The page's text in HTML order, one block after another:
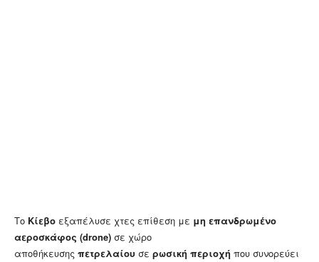
Το Κίεβο εξαπέλυσε χτες επίθεση με μη επανδρωμένο
αεροσκάφος (drone) σε χώρο
αποθήκευσης πετρελαίου σε ρωσική περιοχή που συνορεύει